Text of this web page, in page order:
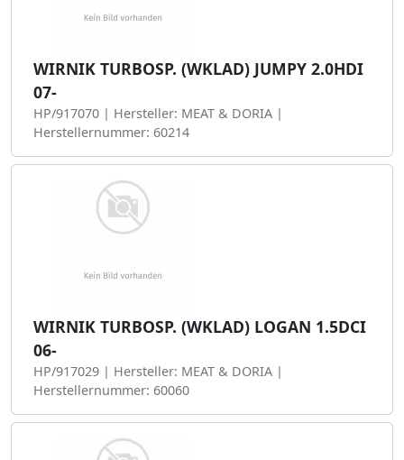
WIRNIK TURBOSP. (WKLAD) JUMPY 2.0HDI
07-
HP/917070 | Hersteller: MEAT & DORIA |
Herstellernummer: 60214
WIRNIK TURBOSP. (WKLAD) LOGAN 1.5DCI
06-
HP/917029 | Hersteller: MEAT & DORIA |
Herstellernummer: 60060